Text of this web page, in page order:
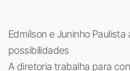
Edmílson e Juninho
possibilidades
A diretoria trabalha para